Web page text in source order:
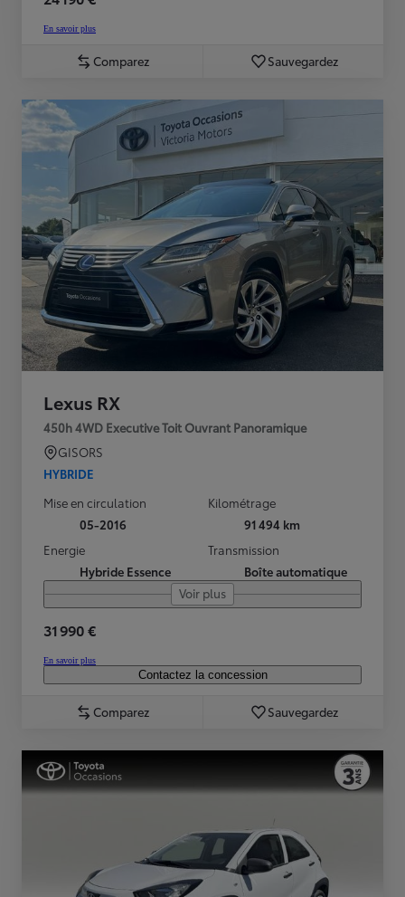
En savoir plus
Comparez Sauvegardez
Lexus RX
450h 4WD Executive Toit Ouvrant Panoramique
GISORS
HYBRIDE
Mise en circulation
05-2016
Kilométrage
91 494 km
Energie
Hybride Essence
Transmission
Boîte automatique
Voir plus
31 990 €
En savoir plus
Contactez la concession
Comparez Sauvegardez